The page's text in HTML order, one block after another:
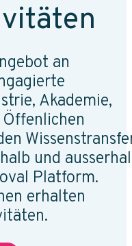
an
Akademie,
und
Platform.
erhalten